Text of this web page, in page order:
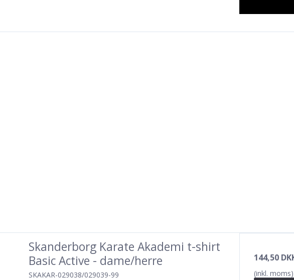
Skanderborg Karate Akademi t-shirt
Basic Active - dame/herre
SKAKAR-029038/029039-99
144,50
(inkl. moms)